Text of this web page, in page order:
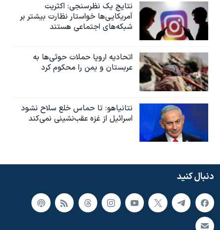
نتایج یک نظرسنجی: اکثریت
آمریکایی‌ها خواستار نظارت بیشتر بر
شبکه‌های اجتماعی هستند
اتحادیه اروپا حملات حوثی‌ها به
عربستان و یمن را محکوم کرد
نتانیاهو: تا حماس خلع سلاح نشود
اسرائیل از غزه عقب‌نشینی نمی‌کند
دنبال کنید